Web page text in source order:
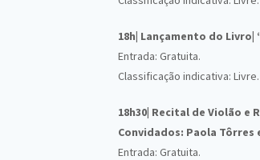
18h| Lançamento do
Entrada: Gratuita.
Classificação indicativa: Livre.
18h30| Recital de Violão e
Convidados: Paola Tôrres
Entrada: Gratuita.